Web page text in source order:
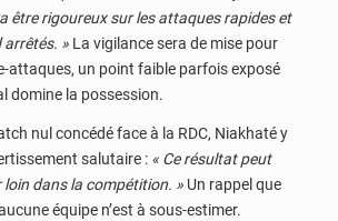
être rigoureux sur les attaques rapides et
arrêtés. » La vigilance sera de mise pour
attaques, un point faible parfois exposé
domine la possession.
nul concédé face à la RDC, Niakhaté y
salutaire : « Ce résultat peut
loin dans la compétition. » Un rappel que
équipe n’est à sous-estimer.